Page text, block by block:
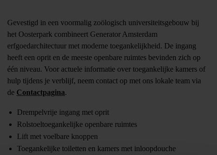
Gevestigd in een voormalig zoölogisch universiteitsgebouw bij
het Oosterpark combineert Generator Amsterdam
erfgoedarchitectuur met moderne toegankelijkheid. De ingang
heeft een oprit en de meeste openbare ruimtes bevinden zich op
één niveau. Voor actuele informatie over toegankelijke kamers of
hulp tijdens je verblijf, neem contact op met ons lokale team via
de Contactpagina.
Drempelvrije ingang met oprit
Rolstoeltoegankelijke openbare ruimtes
Lift met voelbare knoppen
Toegankelijke toiletten en kamers met inloopdouche